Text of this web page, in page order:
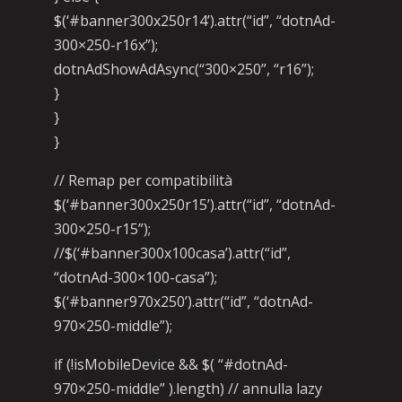
$(‘#banner300x250r14’).attr(“id”, “dotnAd-
300×250-r16x”);
dotnAdShowAdAsync(“300×250”, “r16”);
}
}
}
// Remap per compatibilità
$(‘#banner300x250r15’).attr(“id”, “dotnAd-
300×250-r15”);
//$(‘#banner300x100casa’).attr(“id”,
“dotnAd-300×100-casa”);
$(‘#banner970x250’).attr(“id”, “dotnAd-
970×250-middle”);
if (!isMobileDevice && $( “#dotnAd-
970×250-middle” ).length) // annulla lazy